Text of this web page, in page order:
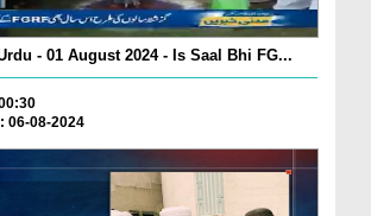
- 01 August 2024 - Is Saal Bhi FG...
06-08-2024